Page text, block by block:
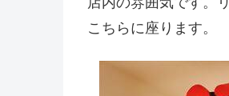
こちらに座ります。